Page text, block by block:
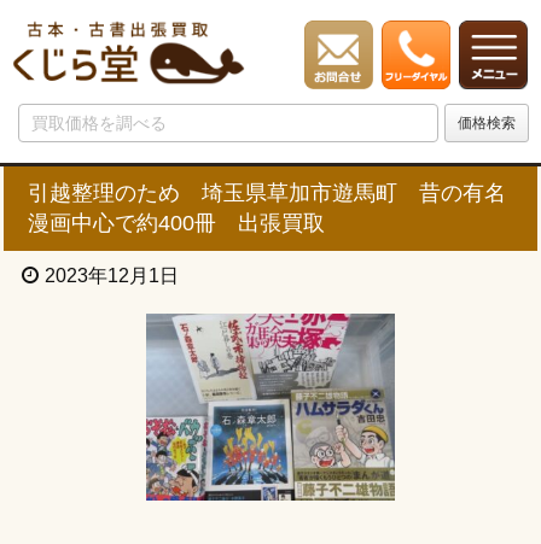
引越整理のため 埼玉県草加市遊馬町 昔の有名
漫画中心で約400冊 出張買取
2023年12月1日